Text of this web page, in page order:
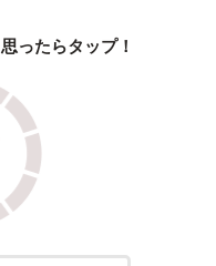
ったらタップ！